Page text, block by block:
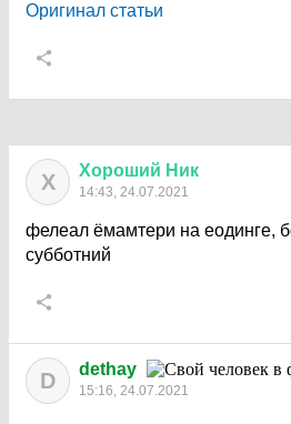
Оригинал статьи
Х Хороший Ник
14:43, 24.07.2021
фелеал ёмамтери на еодинге,
субботний
D dethay
15:16, 24.07.2021